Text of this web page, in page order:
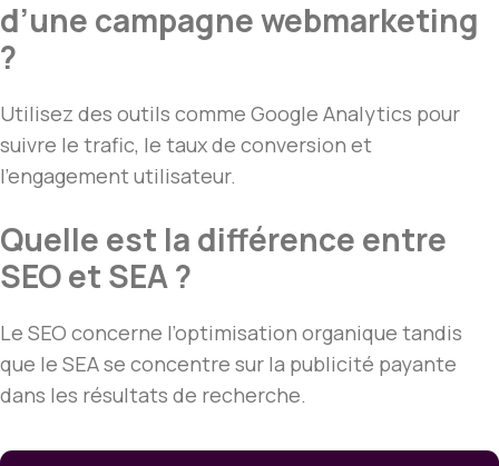
d’une campagne webmarketing
?
Utilisez des outils comme Google Analytics pour
suivre le trafic, le taux de conversion et
l’engagement utilisateur.
Quelle est la différence entre
SEO et SEA ?
Le SEO concerne l’optimisation organique tandis
que le SEA se concentre sur la publicité payante
dans les résultats de recherche.